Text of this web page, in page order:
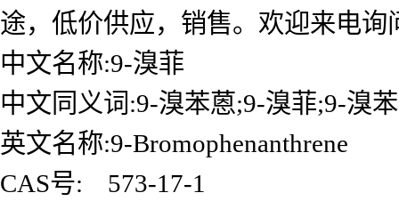
途，低价供应，销售。欢迎来电
中文名称:9-溴菲
中文同义词:9-溴苯蒽;9-溴菲;9-溴
英文名称:9-Bromophenanthrene
CAS号: 573-17-1